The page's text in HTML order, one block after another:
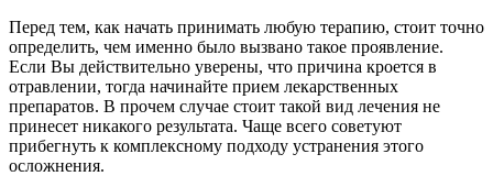
Перед тем, как начать принимать любую терапию, стоит точно
определить, чем именно было вызвано такое проявление.
Если Вы действительно уверены, что причина кроется в
отравлении, тогда начинайте прием лекарственных
препаратов. В прочем случае стоит такой вид лечения не
принесет никакого результата. Чаще всего советуют
прибегнуть к комплексному подходу устранения этого
осложнения.